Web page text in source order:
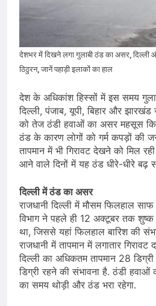
देशभर में विशेष
बुनकरों और पारंपरिक
प्रधानमंत्री नरेंद्र
अंतरराष्ट्रीय हवाई
आंध्र प्रदेश में
परियोजनाओं की शुरुआत
August 2, 2026
केंद्र सरकार ने
करने के लिए
प्रावधान
August 1, 2026
देशभर में दिखने लगा गुलाबी ठंड का असर, दिल्ली
ठिठुरन, जानें पहाड़ी इलाकों का हाल
देश के अधिकांश हिस्सों में इस समय
दिल्ली, पंजाब, यूपी, बिहार और
को तेज ठंडी हवाओं का असर महसूस
ठंड के कारण लोगों को गर्म कपड़ों की
तापमान में भी गिरावट देखने को मिल
आने वाले दिनों में यह ठंड धीरे-धीरे बढ़
दिल्ली में ठंड का असर
राजधानी दिल्ली में मौसम फिलहाल
विभाग ने पहले ही 12 अक्टूबर तक शुष्क
था, जिससे यहां फिलहाल बारिश की
राजधानी में तापमान में लगातार
दिल्ली का अधिकतम तापमान 28
डिग्री रहने की संभावना है. ठंडी
का समय थोड़ी और ठंड भरा रहेगा.